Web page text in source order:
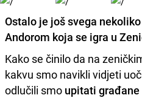
Ostalo je još svega
Andorom koja se igra u
Kako se činilo da na
kakvu smo navikli vidjeti
odlučili smo upitati građane